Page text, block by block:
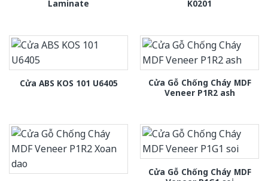
Laminate
K0201
Cửa ABS KOS 101 U6405
Cửa Gỗ Chống Cháy MDF
Veneer P1R2 ash
Cửa Gỗ Chống Cháy MDF